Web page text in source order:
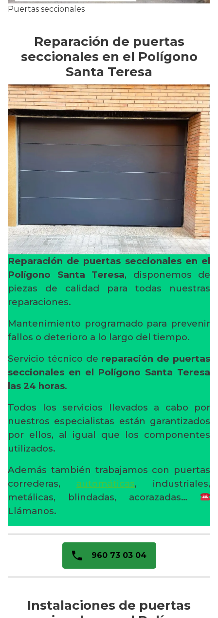
Puertas seccionales
Reparación de puertas
seccionales en el Polígono
Santa Teresa
Reparación de puertas seccionales en el
Polígono Santa Teresa, disponemos de
piezas de calidad para todas nuestras
reparaciones.
Mantenimiento programado para prevenir
fallos o deterioro a lo largo del tiempo.
Servicio técnico de reparación de puertas
seccionales en el Polígono Santa Teresa
las 24 horas.
Todos los servicios llevados a cabo por
nuestros especialistas están garantizados
por ellos, al igual que los componentes
utilizados.
Además también trabajamos con puertas
correderas, automáticas, industriales,
metálicas, blindadas, acorazadas…
Llámanos.
960 73 03 04
Instalaciones de puertas